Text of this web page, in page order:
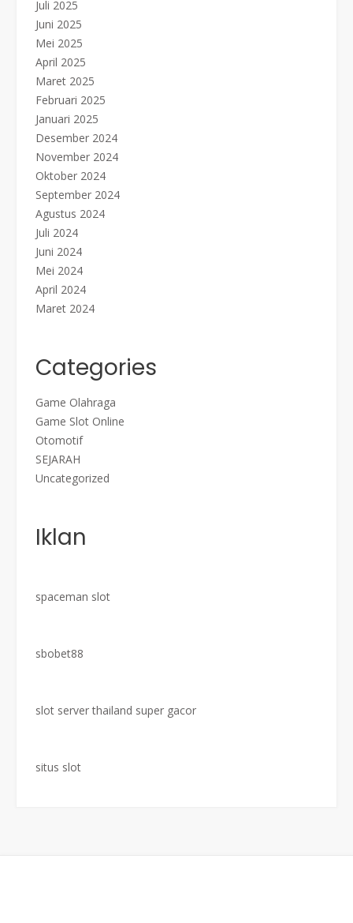
Juli 2025
Juni 2025
Mei 2025
April 2025
Maret 2025
Februari 2025
Januari 2025
Desember 2024
November 2024
Oktober 2024
September 2024
Agustus 2024
Juli 2024
Juni 2024
Mei 2024
April 2024
Maret 2024
Categories
Game Olahraga
Game Slot Online
Otomotif
SEJARAH
Uncategorized
Iklan
spaceman slot
sbobet88
slot server thailand super gacor
situs slot